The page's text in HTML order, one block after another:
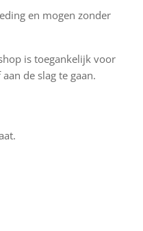
en mogen zonder
is toegankelijk voor
de slag te gaan.